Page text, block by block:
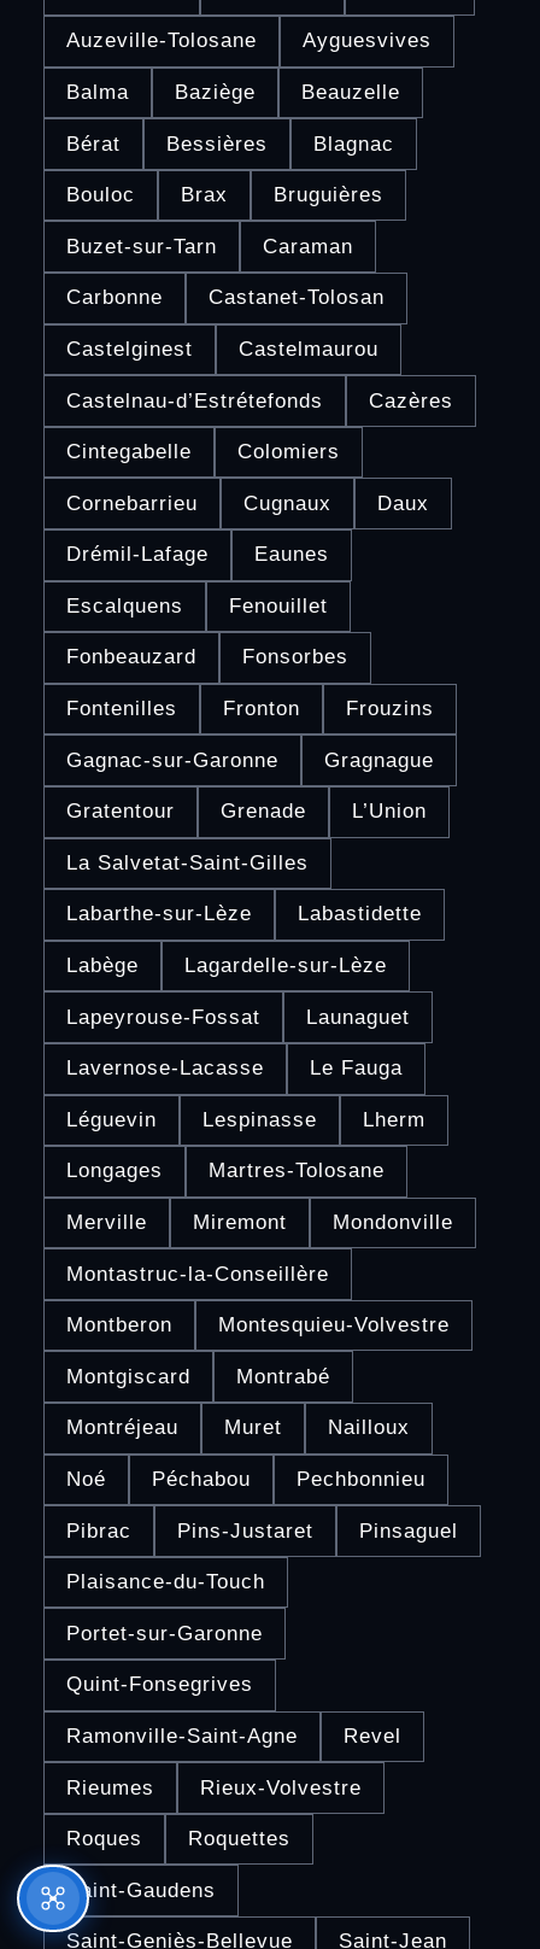
Auzeville-Tolosane Ayguesvives
Balma Baziège Beauzelle
Bérat Bessières Blagnac
Bouloc Brax Bruguières
Buzet-sur-Tarn Caraman
Carbonne Castanet-Tolosan
Castelginest Castelmaurou
Castelnau-d’Estrétefonds Cazères
Cintegabelle Colomiers
Cornebarrieu Cugnaux Daux
Drémil-Lafage Eaunes
Escalquens Fenouillet
Fonbeauzard Fonsorbes
Fontenilles Fronton Frouzins
Gagnac-sur-Garonne Gragnague
Gratentour Grenade L’Union
La Salvetat-Saint-Gilles
Labarthe-sur-Lèze Labastidette
Labège Lagardelle-sur-Lèze
Lapeyrouse-Fossat Launaguet
Lavernose-Lacasse Le Fauga
Léguevin Lespinasse Lherm
Longages Martres-Tolosane
Merville Miremont Mondonville
Montastruc-la-Conseillère
Montberon Montesquieu-Volvestre
Montgiscard Montrabé
Montréjeau Muret Nailloux
Noé Péchabou Pechbonnieu
Pibrac Pins-Justaret Pinsaguel
Plaisance-du-Touch
Portet-sur-Garonne
Quint-Fonsegrives
Ramonville-Saint-Agne Revel
Rieumes Rieux-Volvestre
Roques Roquettes
Saint-Gaudens
Saint-Geniès-Bellevue Saint-Jean